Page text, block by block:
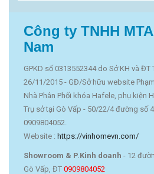
Công ty TNHH
Nam
GPKD số 0313552344 do Sở KH và ĐT
26/11/2015 - GĐ/Sở hữu website Phạm
Nhà Phân Phối khóa Hafele, phụ kiện
Trụ sở tại Gò Vấp - 50/22/4 đường số
0909804052.
Website : https://vinhomevn.com/
Showroom & P.Kinh doanh - 12
Gò Vấp, ĐT 0909804052